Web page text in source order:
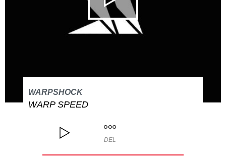
WARPSHOCK
WARP SPEED
DEL